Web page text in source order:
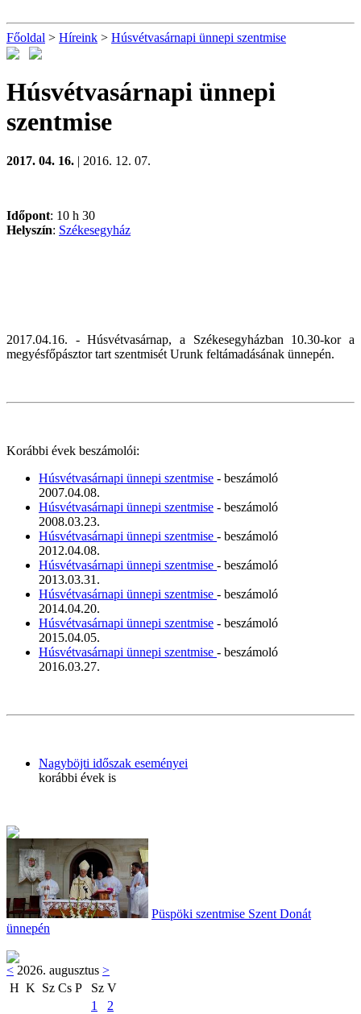
Főoldal > Híreink > Húsvétvasárnapi ünnepi szentmise
Húsvétvasárnapi ünnepi
szentmise
2017. 04. 16. | 2016. 12. 07.
Időpont: 10 h 30
Helyszín: Székesegyház
2017.04.16. - Húsvétvasárnap, a Székesegyházban 10.30-kor a
megyésfőpásztor tart szentmisét Urunk feltámadásának ünnepén.
Korábbi évek beszámolói:
Húsvétvasárnapi ünnepi szentmise - beszámoló
2007.04.08.
Húsvétvasárnapi ünnepi szentmise - beszámoló
2008.03.23.
Húsvétvasárnapi ünnepi szentmise - beszámoló
2012.04.08.
Húsvétvasárnapi ünnepi szentmise - beszámoló
2013.03.31.
Húsvétvasárnapi ünnepi szentmise - beszámoló
2014.04.20.
Húsvétvasárnapi ünnepi szentmise - beszámoló
2015.04.05.
Húsvétvasárnapi ünnepi szentmise - beszámoló
2016.03.27.
Nagyböjti időszak eseményei
korábbi évek is
Püspöki szentmise Szent Donát
ünnepén
< 2026. augusztus >
H K Sz Cs P Sz V
1
2